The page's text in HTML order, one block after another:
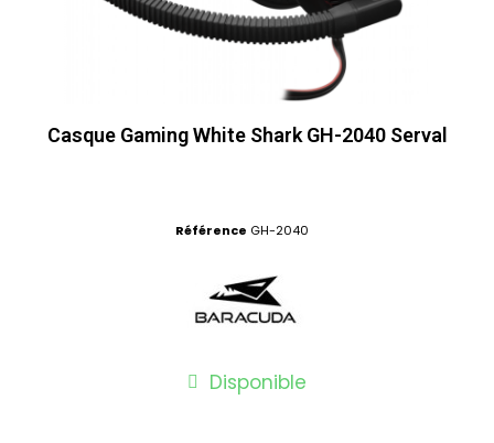
Casque Gaming White Shark GH-2040 Serval
Référence GH-2040
Disponible